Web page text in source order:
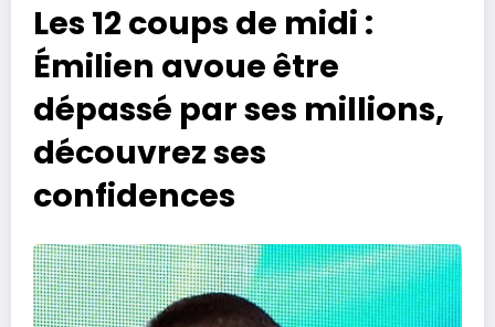
Les 12 coups de midi :
Émilien avoue être
dépassé par ses millions,
découvrez ses
confidences